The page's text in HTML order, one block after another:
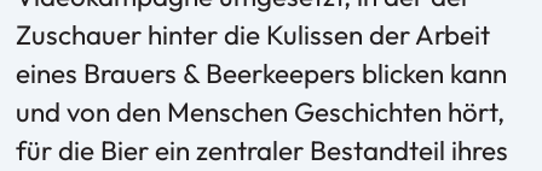
Zuschauer hinter die Kulissen der Arbeit
eines Brauers & Beerkeepers blicken kann
und von den Menschen Geschichten hört,
für die Bier ein zentraler Bestandteil ihres